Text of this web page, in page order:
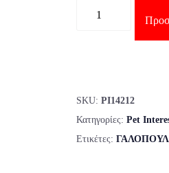
Ποσότητα
SKU:PI14212
Κατηγορίες:Pet
Ετικέτες: